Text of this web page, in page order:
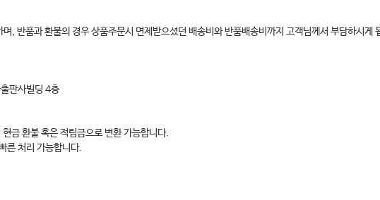
, 반품과 환불의 경우 상품주문시 면제받으셨던 배송비와 반품배송비까지 고객님께서 부담하시게
판사빌딩 4층
금 환불 혹은 적립금으로 변환 가능합니다.
른 처리 가능합니다.